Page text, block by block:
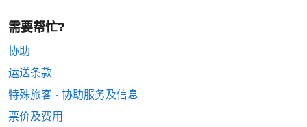
需要帮忙?
协助
运送条款
特殊旅客 - 协助服务及信息
票价及费用